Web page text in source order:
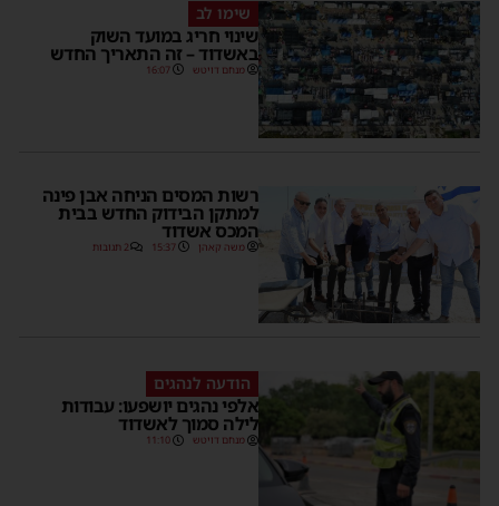
שימו לב
שינוי חריג במועד השוק
באשדוד – זה התאריך החדש
מנחם דויטש 16:07
רשות המסים הניחה אבן פינה
למתקן הבידוק החדש בבית
המכס אשדוד
משה קאהן 15:37 2 תגובות
הודעה לנהגים
אלפי נהגים יושפעו: עבודות
לילה סמוך לאשדוד
מנחם דויטש 11:10